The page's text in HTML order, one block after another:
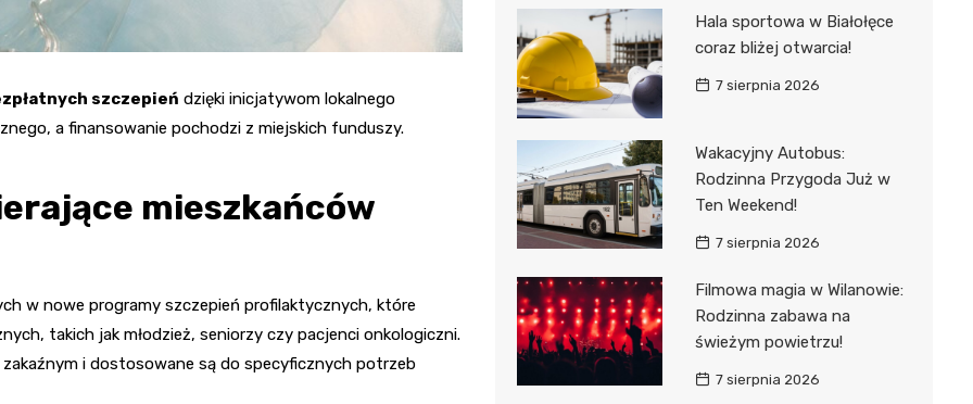
szczepień dzięki inicjatywom lokalnego
a finansowanie pochodzi z miejskich funduszy.
mieszkańców
w nowe programy szczepień profilaktycznych, które
takich jak młodzież, seniorzy czy pacjenci onkologiczni.
i dostosowane są do specyficznych potrzeb
Hala sportowa w Białołęce
coraz bliżej otwarcia!
7 sierpnia 2026
Wakacyjny Autobus:
Rodzinna Przygoda Już w
Ten Weekend!
7 sierpnia 2026
Filmowa magia w Wilanowie:
Rodzinna zabawa na
świeżym powietrzu!
7 sierpnia 2026